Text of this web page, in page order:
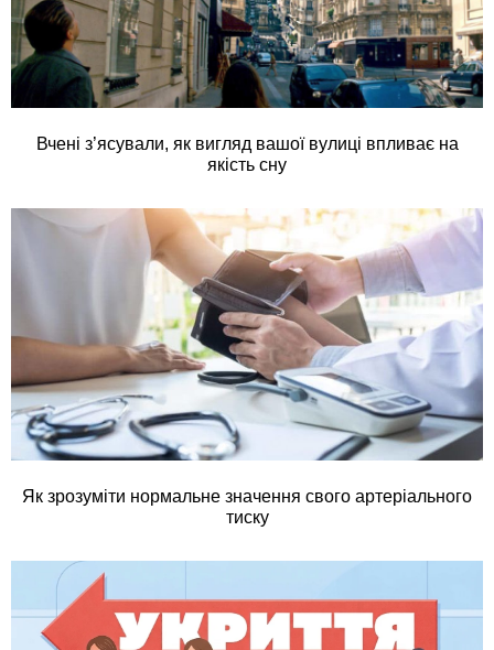
Вчені з’ясували, як вигляд вашої вулиці впливає на
якість сну
Як зрозуміти нормальне значення свого артеріального
тиску